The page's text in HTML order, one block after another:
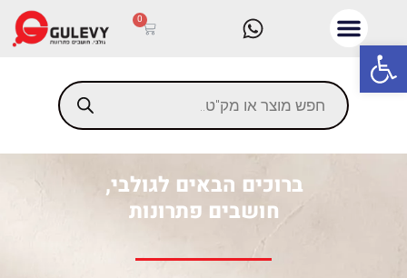
פתח סרגל נגישות
0
ברוכים הבאים לגולבי,
חושבים פתרונות